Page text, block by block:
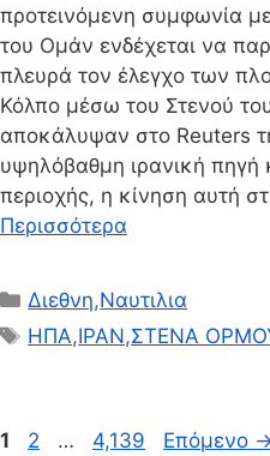
προτεινόμενη συμφωνία
του Ομάν ενδέχεται να
πλευρά τον έλεγχο των
Κόλπο μέσω του Στενού
αποκάλυψαν στο Reuters
υψηλόβαθμη ιρανική πηγή
περιοχής, η κίνηση αυτή
Περισσότερα
Κατηγορίες
Διεθνη,Ναυτιλια
Ετικέτες
ΗΠΑ,ΙΡΑΝ,ΣΤΕΝΑ
Σελίδα
1 Σελίδα
2 … Σελίδα
4,139 Επόμενο